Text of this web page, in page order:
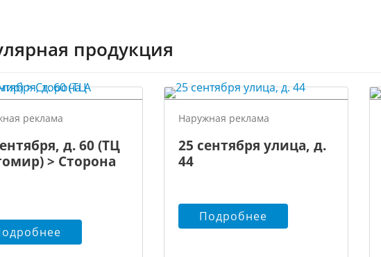
продукция
реклама
д. 60 (ТЦ
> Сторона
Наружная реклама
25 сентября улица, д.
44
Подробнее